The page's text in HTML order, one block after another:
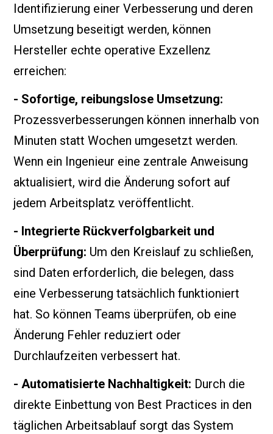
Identifizierung einer Verbesserung und deren
Umsetzung beseitigt werden, können
Hersteller echte operative Exzellenz
erreichen:
- Sofortige, reibungslose Umsetzung:
Prozessverbesserungen können innerhalb von
Minuten statt Wochen umgesetzt werden.
Wenn ein Ingenieur eine zentrale Anweisung
aktualisiert, wird die Änderung sofort auf
jedem Arbeitsplatz veröffentlicht.
- Integrierte Rückverfolgbarkeit und
Überprüfung: Um den Kreislauf zu schließen,
sind Daten erforderlich, die belegen, dass
eine Verbesserung tatsächlich funktioniert
hat. So können Teams überprüfen, ob eine
Änderung Fehler reduziert oder
Durchlaufzeiten verbessert hat.
- Automatisierte Nachhaltigkeit: Durch die
direkte Einbettung von Best Practices in den
täglichen Arbeitsablauf sorgt das System